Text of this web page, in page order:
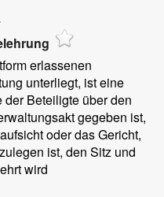
erlassenen
unterliegt, ist eine
Beteiligte über den
gegeben ist,
oder das Gericht,
ist, den Sitz und
wird